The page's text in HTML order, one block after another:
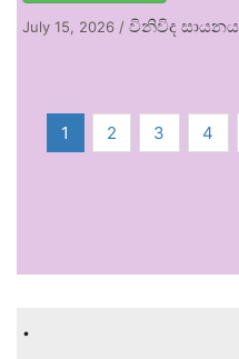
July 15, 2026 / විනිවිද සායනය
1 2 3 4
.